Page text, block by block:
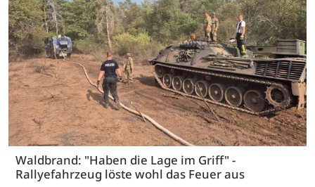
Waldbrand: "Haben die Lage im Griff" -
Rallyefahrzeug löste wohl das Feuer aus